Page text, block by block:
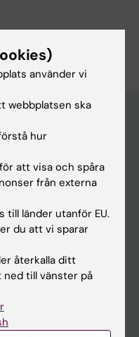
använder vi
webbplatsen ska
hur
för att visa och spåra
från externa
till länder utanför EU.
du att vi sparar
återkalla ditt
ned till vänster på